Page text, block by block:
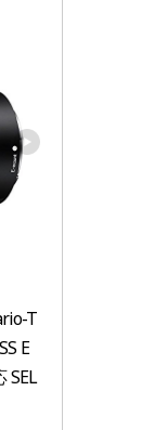
T
E
SEL